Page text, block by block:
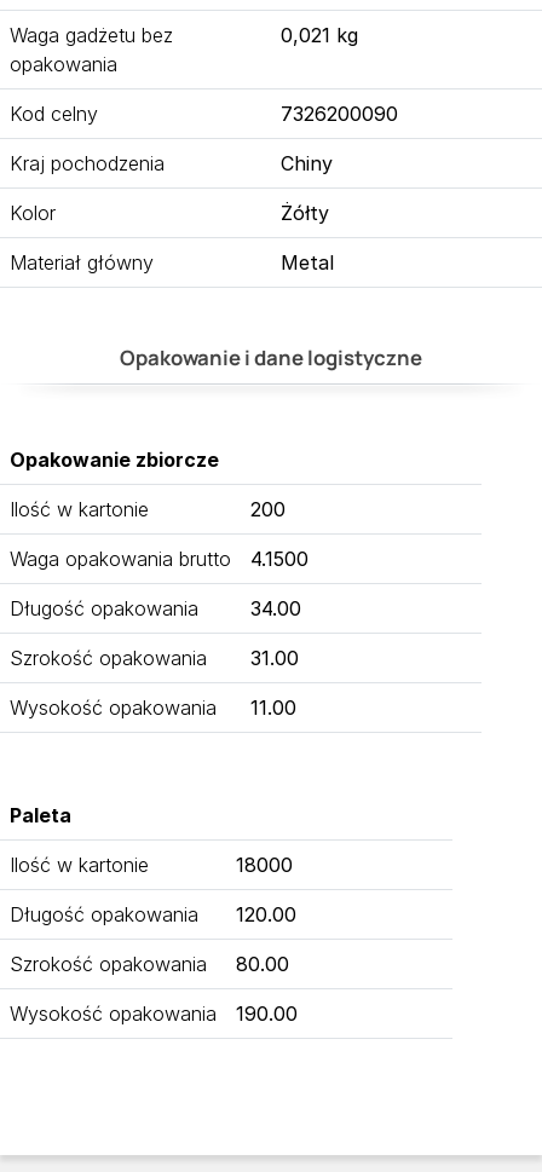
Waga gadżetu bez
opakowania
0,021 kg
Kod celny 7326200090
Kraj pochodzenia Chiny
Kolor Żółty
Materiał główny Metal
Opakowanie i dane logistyczne
Opakowanie zbiorcze
Ilość w kartonie 200
Waga opakowania brutto 4.1500
Długość opakowania 34.00
Szrokość opakowania 31.00
Wysokość opakowania 11.00
Paleta
Ilość w kartonie 18000
Długość opakowania 120.00
Szrokość opakowania 80.00
Wysokość opakowania 190.00